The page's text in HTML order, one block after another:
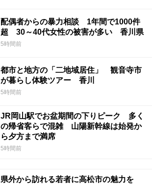
配偶者からの暴力相談 1年間で1000件
超 30～40代女性の被害が多い 香川県
5時間前
都市と地方の「二地域居住」 観音寺市
が暮らし体験ツアー 香川
5時間前
JR岡山駅でお盆期間の下りピーク 多く
の帰省客らで混雑 山陽新幹線は始発か
ら夕方まで満席
5時間前
県外から訪れる若者に高松市の魅力を